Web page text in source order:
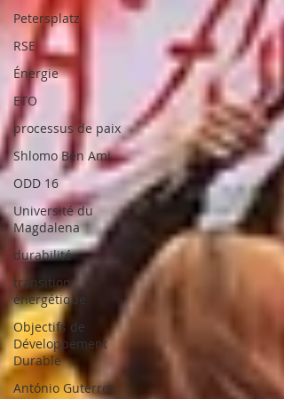
Petersplatz
RSE
Énergie
ETO
processus de paix
Shlomo Ben Ami
ODD 16
Université du
Magdalena
durabilité
transition
énergétique
Objectifs de
Développement
Durable
António Guterres